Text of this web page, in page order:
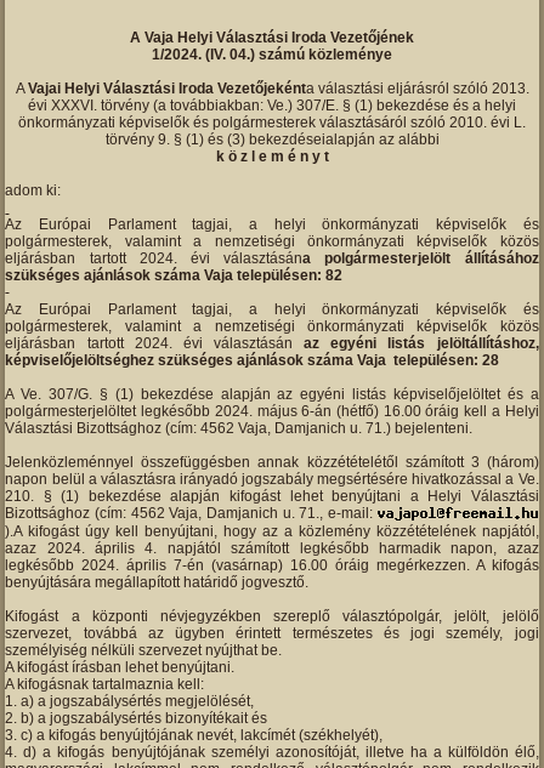
A Vaja Helyi Választási Iroda Vezetőjének
1/2024. (IV. 04.) számú közleménye
AVajai Helyi Választási Iroda Vezetőjekénta választási eljárásról szóló 2013.
évi XXXVI. törvény (a továbbiakban: Ve.) 307/E. § (1) bekezdése és a helyi
önkormányzati képviselők és polgármesterek választásáról szóló 2010. évi L.
törvény 9. § (1) és (3) bekezdéseialapján az alábbi
k ö z l e m é n y t
adom ki:
Az Európai Parlament tagjai, a helyi önkormányzati képviselők és
polgármesterek, valamint a nemzetiségi önkormányzati képviselők közös
eljárásban tartott 2024. évi választásána polgármesterjelölt állításához
szükséges ajánlások száma Vaja településen: 82
Az Európai Parlament tagjai, a helyi önkormányzati képviselők és
polgármesterek, valamint a nemzetiségi önkormányzati képviselők közös
eljárásban tartott 2024. évi választásánaz egyéni listás jelöltállításhoz,
képviselőjelöltséghez szükséges ajánlások száma Vaja településen: 28
A Ve. 307/G. § (1) bekezdése alapján az egyéni listás képviselőjelöltet és a
polgármesterjelöltet legkésőbb 2024. május 6-án (hétfő) 16.00 óráig kell a Helyi
Választási Bizottsághoz (cím: 4562 Vaja, Damjanich u. 71.) bejelenteni.
Jelenközleménnyel összefüggésben annak közzétételétől számított 3 (három)
napon belül a választásra irányadó jogszabály megsértésére hivatkozással a Ve.
210. § (1) bekezdése alapján kifogást lehet benyújtani a Helyi Választási
Bizottsághoz (cím: 4562 Vaja, Damjanich u. 71., e-mail:
).A kifogást úgy kell benyújtani, hogy az a közlemény közzétételének napjától,
azaz 2024. április 4. napjától számított legkésőbb harmadik napon, azaz
legkésőbb 2024. április 7-én (vasárnap) 16.00 óráig megérkezzen. A kifogás
benyújtására megállapított határidő jogvesztő.
Kifogást a központi névjegyzékben szereplő választópolgár, jelölt, jelölő
szervezet, továbbá az ügyben érintett természetes és jogi személy, jogi
személyiség nélküli szervezet nyújthat be.
A kifogást írásban lehet benyújtani.
A kifogásnak tartalmaznia kell:
a) a jogszabálysértés megjelölését,
b) a jogszabálysértés bizonyítékait és
c) a kifogás benyújtójának nevét, lakcímét (székhelyét),
d) a kifogás benyújtójának személyi azonosítóját, illetve ha a külföldön élő,